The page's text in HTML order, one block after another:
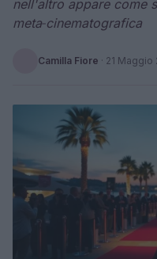
nell'altro appare come
meta‑cinematografica
Camilla Fiore · 21 Maggio